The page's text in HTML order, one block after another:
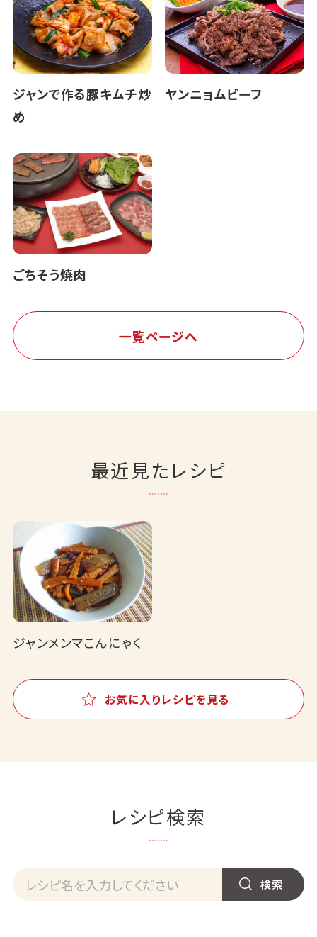
ジャンで作る豚キムチ炒
め
ヤンニョムビーフ
ごちそう焼肉
一覧ページへ
最近見たレシピ
ジャンメンマこんにゃく
お気に入りレシピを見る
レシピ検索